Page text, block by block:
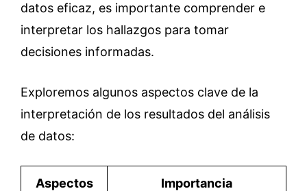
datos eficaz, es importante comprender e
interpretar los hallazgos para tomar
decisiones informadas.
Exploremos algunos aspectos clave de la
interpretación de los resultados del análisis
de datos:
Aspectos Importancia